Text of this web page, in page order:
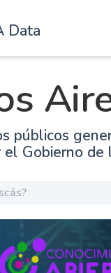
Data
públicos
Gobierno de